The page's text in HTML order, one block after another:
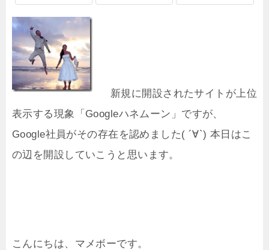
新規に開設されたサイトが上位
表示する現象「Googleハネムーン」ですが、
Google社員がその存在を認めました( ´∀`) 本日はこ
の辺を開設していこうと思います。
こんにちは、マメボーです。